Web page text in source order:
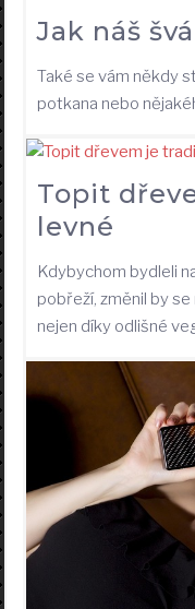
Jak náš
Také se vám někdy
potkana nebo
Topit
levné
Kdybychom bydleli
pobřeží, změnil by
nejen díky odlišné